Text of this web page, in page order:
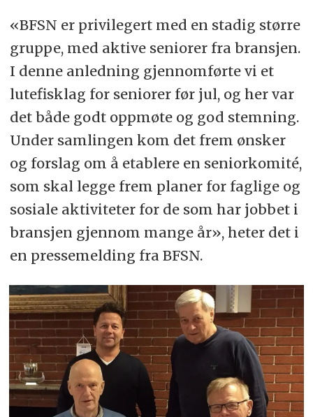
«BFSN er privilegert med en stadig større
gruppe, med aktive seniorer fra bransjen.
I denne anledning gjennomførte vi et
lutefisklag for seniorer før jul, og her var
det både godt oppmøte og god stemning.
Under samlingen kom det frem ønsker
og forslag om å etablere en seniorkomité,
som skal legge frem planer for faglige og
sosiale aktiviteter for de som har jobbet i
bransjen gjennom mange år», heter det i
en pressemelding fra BFSN.